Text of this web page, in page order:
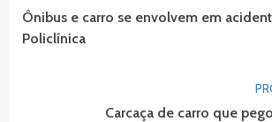
Lendo...
Ônibus e carro se envolvem em
Policlínica
Carcaça de carro que